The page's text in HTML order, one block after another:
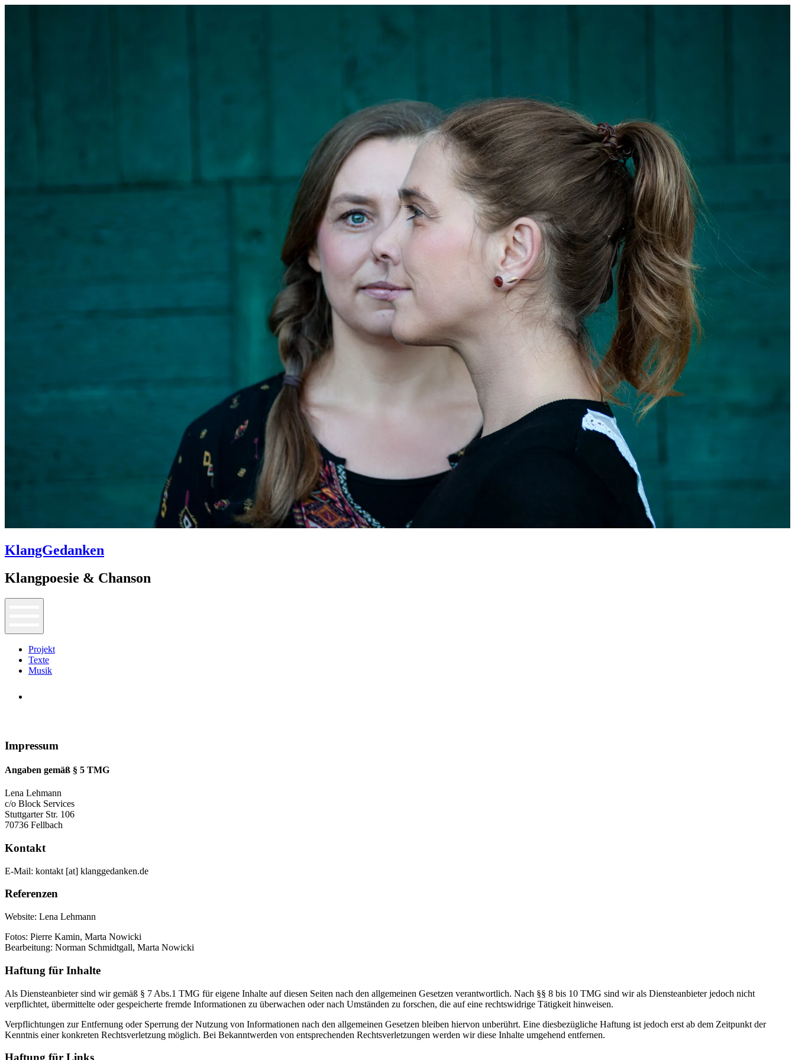
KlangGedanken
Klangpoesie & Chanson
Projekt
Texte
Musik
Impressum
Angaben gemäß § 5 TMG
Lena Lehmann
c/o Block Services
Stuttgarter Str. 106
70736 Fellbach
Kontakt
E-Mail: kontakt [at] klanggedanken.de
Referenzen
Website: Lena Lehmann
Fotos: Pierre Kamin, Marta Nowicki
Bearbeitung: Norman Schmidtgall, Marta Nowicki
Haftung für Inhalte
Als Diensteanbieter sind wir gemäß § 7 Abs.1 TMG für eigene Inhalte auf diesen Seiten nach den allgemeinen Gesetzen verantwortlich. Nach §§ 8 bis 10 TMG sind wir als Diensteanbieter jedoch nicht
verpflichtet, übermittelte oder gespeicherte fremde Informationen zu überwachen oder nach Umständen zu forschen, die auf eine rechtswidrige Tätigkeit hinweisen.
Verpflichtungen zur Entfernung oder Sperrung der Nutzung von Informationen nach den allgemeinen Gesetzen bleiben hiervon unberührt. Eine diesbezügliche Haftung ist jedoch erst ab dem Zeitpunkt der
Kenntnis einer konkreten Rechtsverletzung möglich. Bei Bekanntwerden von entsprechenden Rechtsverletzungen werden wir diese Inhalte umgehend entfernen.